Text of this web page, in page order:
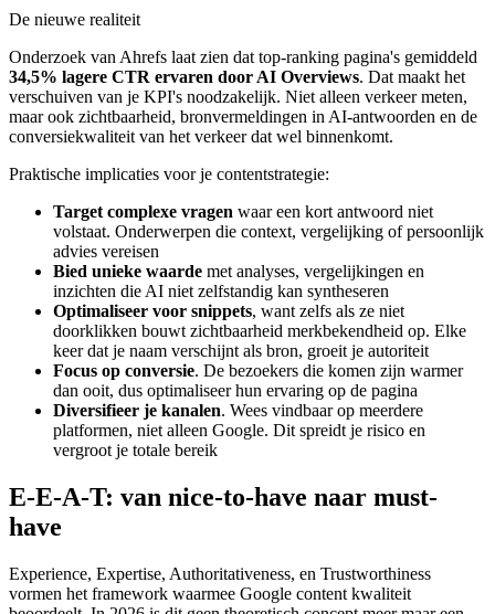
De nieuwe realiteit
Onderzoek van Ahrefs laat zien dat top-ranking pagina's gemiddeld
34,5% lagere CTR ervaren door AI Overviews. Dat maakt het
verschuiven van je KPI's noodzakelijk. Niet alleen verkeer meten,
maar ook zichtbaarheid, bronvermeldingen in AI-antwoorden en de
conversiekwaliteit van het verkeer dat wel binnenkomt.
Praktische implicaties voor je contentstrategie:
Target complexe vragen waar een kort antwoord niet
volstaat. Onderwerpen die context, vergelijking of persoonlijk
advies vereisen
Bied unieke waarde met analyses, vergelijkingen en
inzichten die AI niet zelfstandig kan syntheseren
Optimaliseer voor snippets, want zelfs als ze niet
doorklikken bouwt zichtbaarheid merkbekendheid op. Elke
keer dat je naam verschijnt als bron, groeit je autoriteit
Focus op conversie. De bezoekers die komen zijn warmer
dan ooit, dus optimaliseer hun ervaring op de pagina
Diversifieer je kanalen. Wees vindbaar op meerdere
platformen, niet alleen Google. Dit spreidt je risico en
vergroot je totale bereik
E-E-A-T: van nice-to-have naar must-
have
Experience, Expertise, Authoritativeness, en Trustworthiness
vormen het framework waarmee Google content kwaliteit